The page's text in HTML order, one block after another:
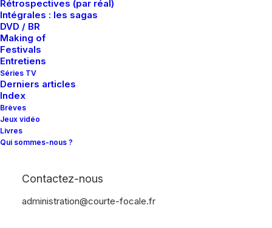
Rétrospectives (par réal)
Intégrales : les sagas
DVD / BR
Making of
Festivals
Entretiens
Séries TV
Derniers articles
Index
Brèves
Jeux vidéo
Livres
Qui sommes-nous ?
Contactez-nous
administration@courte-focale.fr